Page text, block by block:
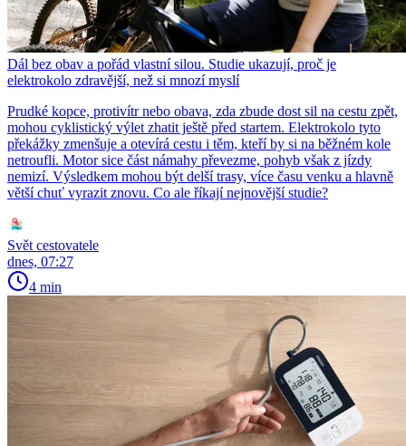
Dál bez obav a pořád vlastní silou. Studie ukazují, proč je
elektrokolo zdravější, než si mnozí myslí
Prudké kopce, protivítr nebo obava, zda zbude dost sil na cestu zpět,
mohou cyklistický výlet zhatit ještě před startem. Elektrokolo tyto
překážky zmenšuje a otevírá cestu i těm, kteří by si na běžném kole
netroufli. Motor sice část námahy převezme, pohyb však z jízdy
nemizí. Výsledkem mohou být delší trasy, více času venku a hlavně
větší chuť vyrazit znovu. Co ale říkají nejnovější studie?
Svět cestovatele
dnes, 07:27
4 min